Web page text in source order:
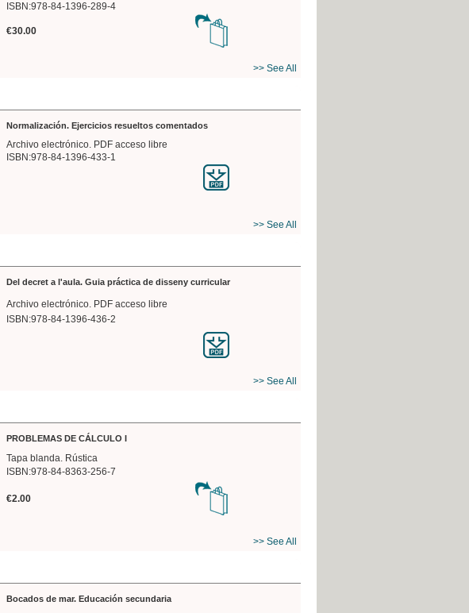
ISBN:978-84-1396-289-4
€30.00
>> See All
Normalización. Ejercicios resueltos comentados
Archivo electrónico. PDF acceso libre
ISBN:978-84-1396-433-1
>> See All
Del decret a l'aula. Guia práctica de disseny curricular
Archivo electrónico. PDF acceso libre
ISBN:978-84-1396-436-2
>> See All
PROBLEMAS DE CÁLCULO I
Tapa blanda. Rústica
ISBN:978-84-8363-256-7
€2.00
>> See All
Bocados de mar. Educación secundaria